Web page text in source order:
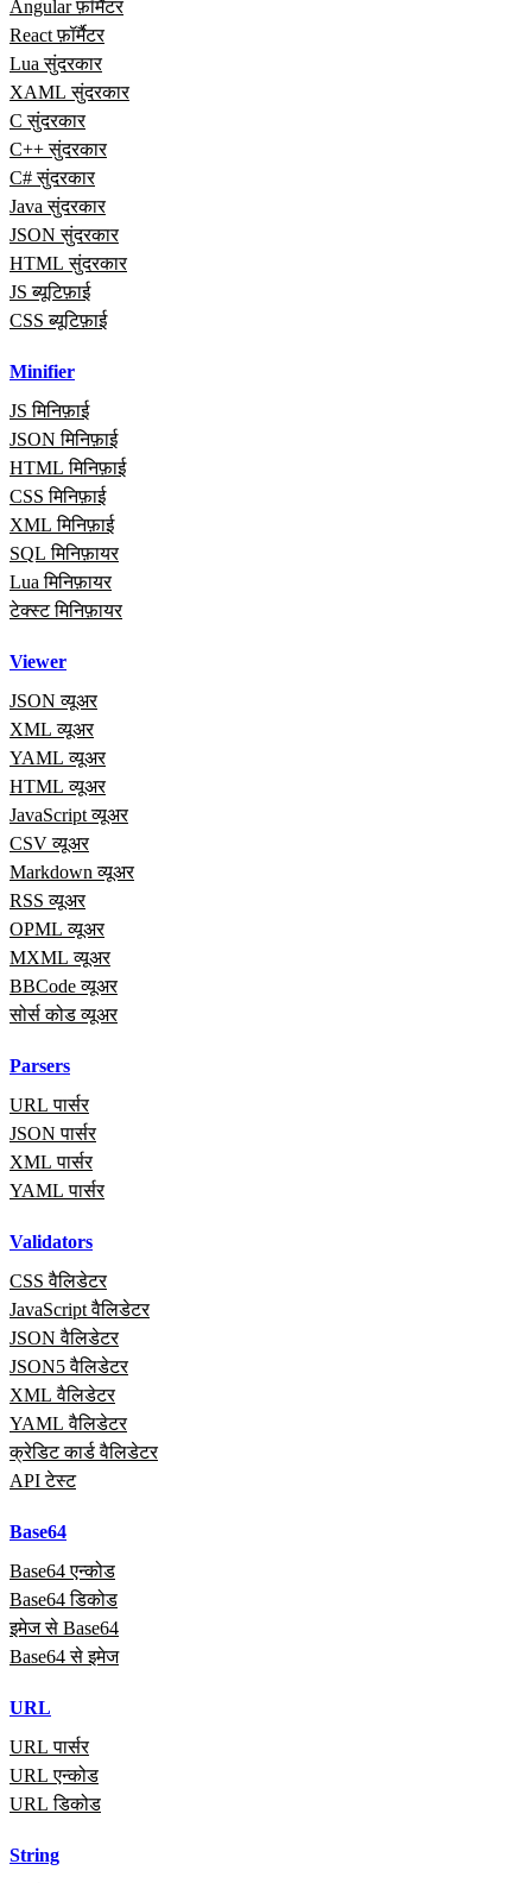
Angular फ़ॉर्मैटर
React फ़ॉर्मैटर
Lua सुंदरकार
XAML सुंदरकार
C सुंदरकार
C++ सुंदरकार
C# सुंदरकार
Java सुंदरकार
JSON सुंदरकार
HTML सुंदरकार
JS ब्यूटिफ़ाई
CSS ब्यूटिफ़ाई
Minifier
JS मिनिफ़ाई
JSON मिनिफ़ाई
HTML मिनिफ़ाई
CSS मिनिफ़ाई
XML मिनिफ़ाई
SQL मिनिफ़ायर
Lua मिनिफ़ायर
टेक्स्ट मिनिफ़ायर
Viewer
JSON व्यूअर
XML व्यूअर
YAML व्यूअर
HTML व्यूअर
JavaScript व्यूअर
CSV व्यूअर
Markdown व्यूअर
RSS व्यूअर
OPML व्यूअर
MXML व्यूअर
BBCode व्यूअर
सोर्स कोड व्यूअर
Parsers
URL पार्सर
JSON पार्सर
XML पार्सर
YAML पार्सर
Validators
CSS वैलिडेटर
JavaScript वैलिडेटर
JSON वैलिडेटर
JSON5 वैलिडेटर
XML वैलिडेटर
YAML वैलिडेटर
क्रेडिट कार्ड वैलिडेटर
API टेस्ट
Base64
Base64 एन्कोड
Base64 डिकोड
इमेज से Base64
Base64 से इमेज
URL
URL पार्सर
URL एन्कोड
URL डिकोड
String